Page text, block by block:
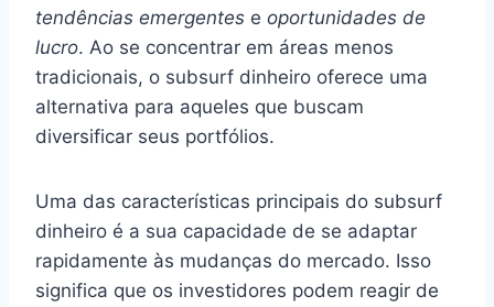
tendências emergentes e oportunidades de
lucro. Ao se concentrar em áreas menos
tradicionais, o subsurf dinheiro oferece uma
alternativa para aqueles que buscam
diversificar seus portfólios.
Uma das características principais do subsurf
dinheiro é a sua capacidade de se adaptar
rapidamente às mudanças do mercado. Isso
significa que os investidores podem reagir de